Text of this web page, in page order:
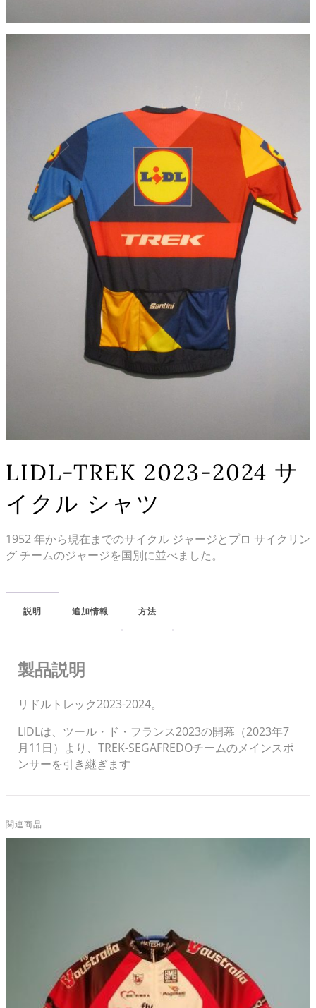
LIDL-TREK 2023-2024 サ
イクル シャツ
1952 年から現在までのサイクル ジャージとプロ サイクリン
グ チームのジャージを国別に並べました。
説明 追加情報 方法
製品説明
リドルトレック2023-2024。
LIDLは、ツール・ド・フランス2023の開幕（2023年7
月11日）より、TREK-SEGAFREDOチームのメインスポ
ンサーを引き継ぎます
関連商品